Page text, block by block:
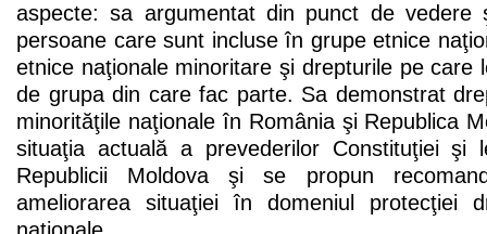
aspecte: sa argumentat din punct de vedere
persoane care sunt incluse în grupe etnice
etnice naţionale minoritare şi drepturile pe care
de grupa din care fac parte. Sa demonstrat
minorităţile naţionale în România şi Republica
situaţia actuală a prevederilor Constituţiei şi
Republicii Moldova şi se propun
ameliorarea situaţiei în domeniul protecţiei